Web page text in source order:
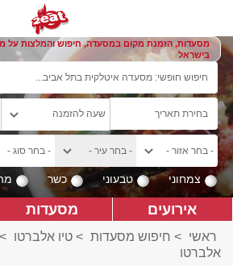
מסעדות, הזמנת מקום במסעדה, חיפוש והמלצות על
בישראל
צמחוני טבעוני כשר
אירועים מסעדות
ראשי > חיפוש מסעדות > טיו אלברטו >
אלברטו